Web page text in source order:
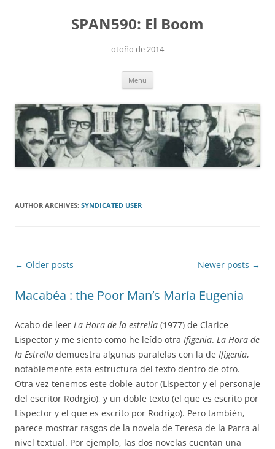
SPAN590: El Boom
otoño de 2014
Menu
AUTHOR ARCHIVES: SYNDICATED USER
Post
← Older posts Newer posts →
Macabéa : the Poor Man’s María Eugenia
Acabo de leer La Hora de la estrella (1977) de Clarice
Lispector y me siento como he leído otra Ifigenia. La Hora de
la Estrella demuestra algunas paralelas con la de Ifigenia,
notablemente esta estructura del texto dentro de otro.
Otra vez tenemos este doble-autor (Lispector y el personaje
del escritor Rodrgio), y un doble texto (el que es escrito por
Lispector y el que es escrito por Rodrigo). Pero también,
parece mostrar rasgos de la novela de Teresa de la Parra al
nivel textual. Por ejemplo, las dos novelas cuentan una